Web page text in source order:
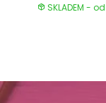
SKLADEM -